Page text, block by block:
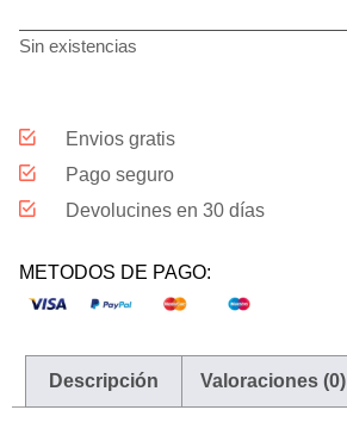
Sin existencias
Envios gratis
Pago seguro
Devolucines en 30 días
METODOS DE PAGO:
Descripción Valoraciones (0)